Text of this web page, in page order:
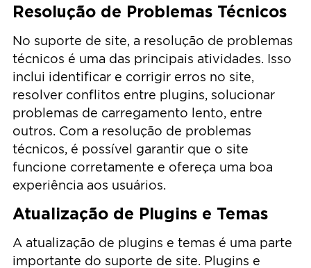
Resolução de Problemas Técnicos
No suporte de site, a resolução de problemas
técnicos é uma das principais atividades. Isso
inclui identificar e corrigir erros no site,
resolver conflitos entre plugins, solucionar
problemas de carregamento lento, entre
outros. Com a resolução de problemas
técnicos, é possível garantir que o site
funcione corretamente e ofereça uma boa
experiência aos usuários.
Atualização de Plugins e Temas
A atualização de plugins e temas é uma parte
importante do suporte de site. Plugins e